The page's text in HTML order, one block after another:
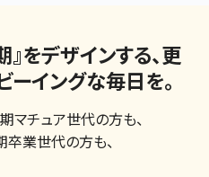
をデザインする、更
イングな毎日を。
マチュア世代の方も、
卒業世代の方も、